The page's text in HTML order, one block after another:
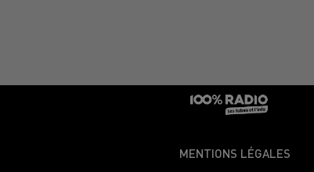
MENTIONS LÉGALES